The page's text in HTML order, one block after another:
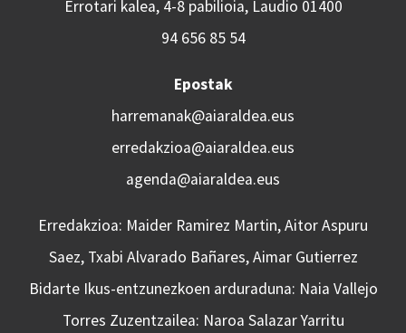
Errotari kalea, 4-8 pabilioia, Laudio 01400
94 656 85 54
Epostak
harremanak@aiaraldea.eus
erredakzioa@aiaraldea.eus
agenda@aiaraldea.eus
Erredakzioa: Maider Ramirez Martin, Aitor Aspuru
Saez, Txabi Alvarado Bañares, Aimar Gutierrez
Bidarte Ikus-entzunezkoen arduraduna: Naia Vallejo
Torres Zuzentzailea: Naroa Salazar Yarritu